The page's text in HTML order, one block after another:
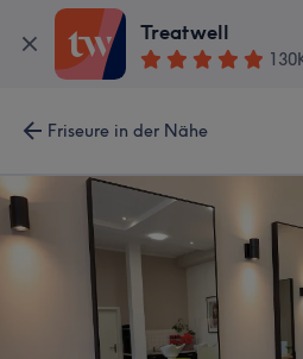
Treatwell
Friseure in der Nähe